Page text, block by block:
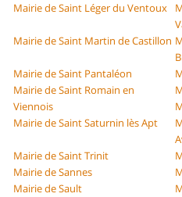
Mairie de Saint Léger du Ventoux
Mairie de Saint Martin de Castillon
Mairie de Saint Pantaléon
Mairie de Saint Romain en
Viennois
Mairie de Saint Saturnin lès Apt
Mairie de Saint Trinit
Mairie de Sannes
Mairie de Sault